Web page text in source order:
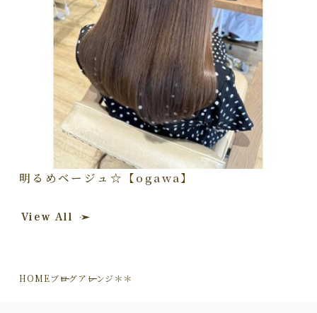
明るめベージュ☆【ogawa】
View All
HOMEブログアレンジ＊＊